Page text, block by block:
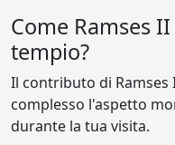
Come Ramses
tempio?
Il contributo di
complesso l'aspetto
durante la tua visita.